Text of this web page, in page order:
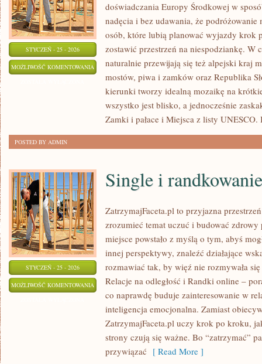
STYCZEŃ - 25 - 2026
MOŻLIWOŚĆ KOMENTOWANIA MIASTA
REGIONY
doświadczania Europy Środkowej w
nadęcia i bez udawania, że
osób, które lubią planować wyjazdy krok
zostawić przestrzeń na niespodziankę. W
naturalnie przewijają się też alpejski kraj
mostów, piwa i zamków oraz Republika
kierunki tworzy idealną mozaikę na
wszystko jest blisko, a jednocześnie
Zamki i pałace i Miejsca z listy UNESCO.
POSTED BY ADMIN
STYCZEŃ - 25 - 2026
MOŻLIWOŚĆ KOMENTOWANIA SINGLE
RANDKOWANIE
Single i randkowanie
ZatrzymajFaceta.pl to przyjazna
zrozumieć temat uczuć i budować zdrowy
miejsce powstało z myślą o tym, abyś
innej perspektywy, znaleźć działające
rozmawiać tak, by więź nie rozmywała
Relacje na odległość i Randki online –
co naprawdę buduje zainteresowanie w
inteligencja emocjonalna. Zamiast
ZatrzymajFaceta.pl uczy krok po kroku,
strony czują się ważne. Bo “zatrzymać”
przywiązać [ Read More ]